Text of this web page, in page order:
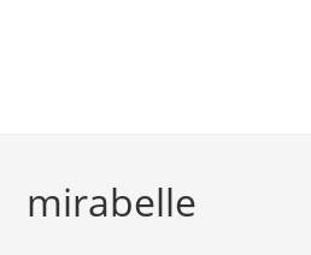
mirabelle